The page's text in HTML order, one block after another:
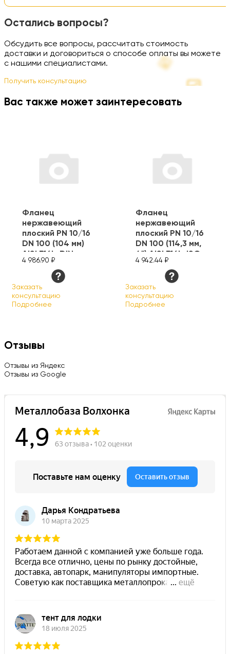
Остались вопросы?
Обсудить все вопросы, рассчитать стоимость
доставки и договориться о способе оплаты вы можете
с нашими специалистами.
Получить консультацию
Вас также может заинтересовать
Фланец
нержавеющий
плоский PN 10/16
DN 100 (104 мм)
AISI 316L, DIN
4 986.90 ₽
Заказать
консультацию
Подробнее
Фланец
нержавеющий
плоский PN 10/16
DN 100 (114,3 мм,
4") AISI 316L, ISO
4 942.44 ₽
Заказать
консультацию
Подробнее
Отзывы
Отзывы из Яндекс
Отзывы из Google